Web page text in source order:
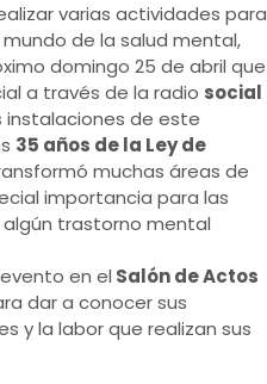
varias actividades para
de la salud mental,
domingo 25 de abril que
a través de la radio social
instalaciones de este
35 años de la Ley de
muchas áreas de
importancia para las
trastorno mental
en el Salón de Actos
dar a conocer sus
y la labor que realizan sus